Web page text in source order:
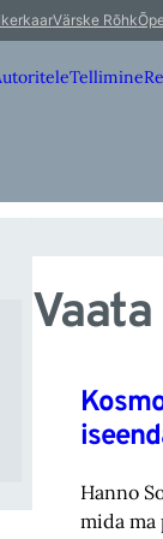
Värske Rõhk
Tellimine
Hanno
mida ma